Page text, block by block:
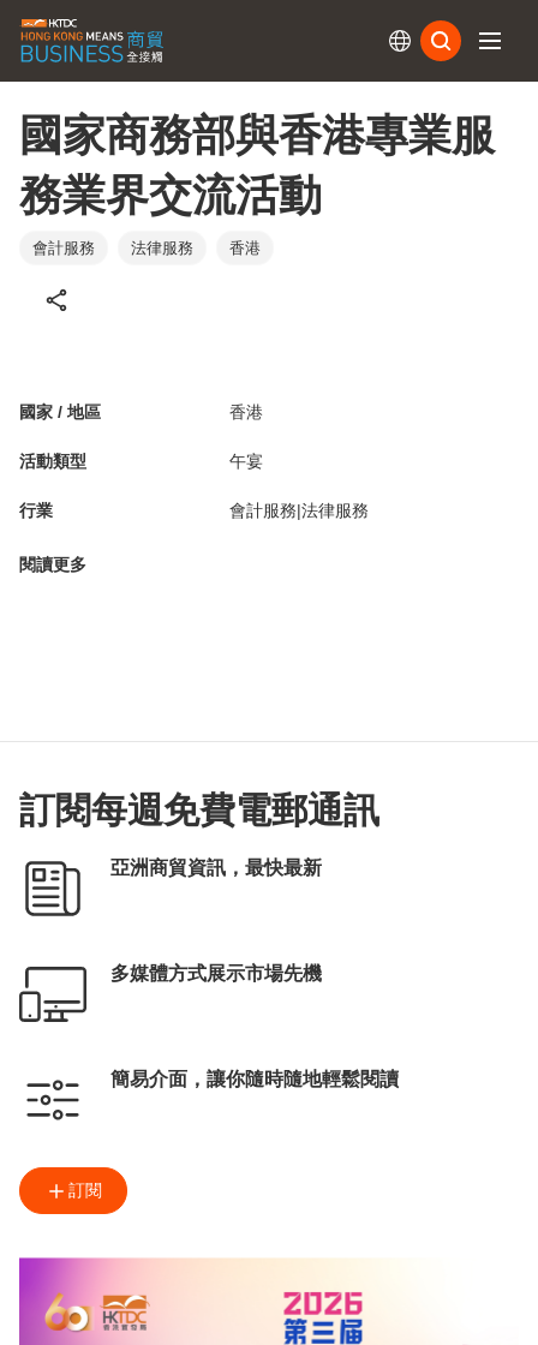
國家商務部與香港專業服
務業界交流活動
會計服務 法律服務 香港
國家 / 地區 香港
活動類型 午宴
行業 會計服務|法律服務
閱讀更多
訂閱每週免費電郵通訊
亞洲商貿資訊，最快最新
多媒體方式展示市場先機
簡易介面，讓你隨時隨地輕鬆閱讀
訂閱